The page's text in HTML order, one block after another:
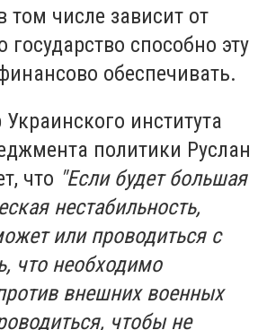
том числе зависит от
государство способно эту
обеспечивать.
института
политики Руслан
что "Если будет большая
нестабильность,
или проводиться с
что необходимо
внешних военных
чтобы не